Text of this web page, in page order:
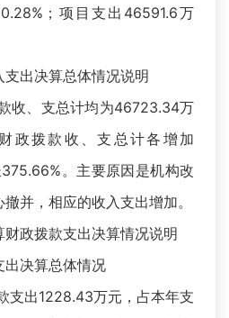
；项目支出46591.6万
出决算总体情况说明
、支总计均为46723.34万
政拨款收、支总计各增加
。主要原因是机构改
并，相应的收入支出增加。
政拨款支出决算情况说明
决算总体情况
出1228.43万元，占本年支